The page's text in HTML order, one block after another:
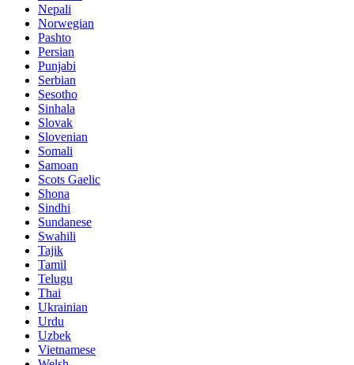
Nepali
Norwegian
Pashto
Persian
Punjabi
Serbian
Sesotho
Sinhala
Slovak
Slovenian
Somali
Samoan
Scots Gaelic
Shona
Sindhi
Sundanese
Swahili
Tajik
Tamil
Telugu
Thai
Ukrainian
Urdu
Uzbek
Vietnamese